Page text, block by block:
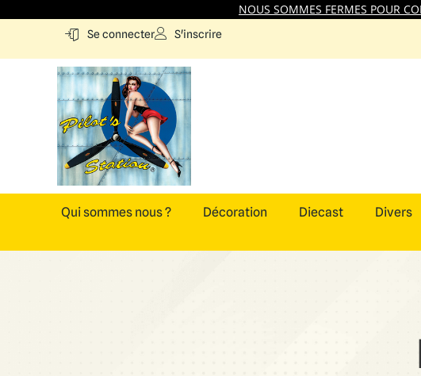
NOUS SOMMES FERMES POUR
Se connecter S'inscrire
Qui sommes nous ? Décoration Diecast Divers